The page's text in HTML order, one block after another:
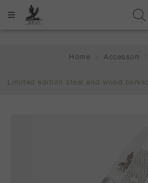
Home Accessori
Limited edition steel and wood